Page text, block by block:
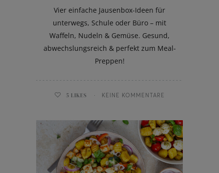
Vier einfache Jausenbox-Ideen für
unterwegs, Schule oder Büro – mit
Waffeln, Nudeln & Gemüse. Gesund,
abwechslungsreich & perfekt zum Meal-
Preppen!
5 LIKES KEINE KOMMENTARE